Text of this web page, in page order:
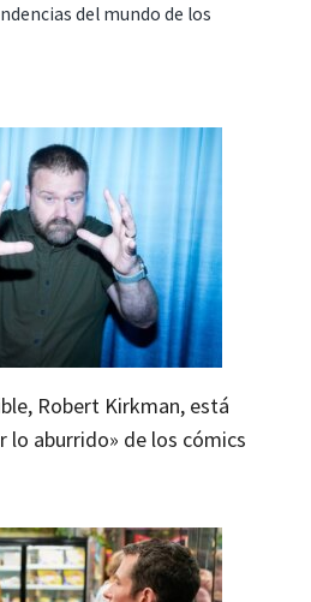
del mundo de los
Robert Kirkman, está
lo aburrido» de los cómics